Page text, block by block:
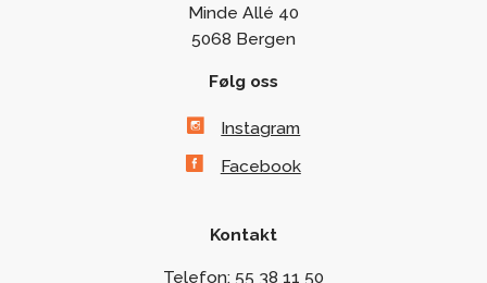
Minde Allé 40
5068 Bergen
Følg oss
Instagram
Facebook
Kontakt
Telefon: 55 38 11 50